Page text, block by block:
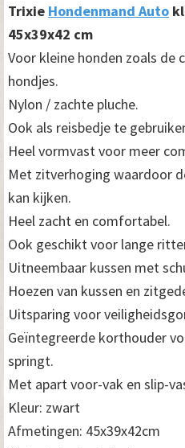
Trixie Hondenmand Auto
45x39x42 cm
Voor kleine honden zoals de
hondjes.
Nylon / zachte pluche.
Ook als reisbedje te
Heel vormvast voor meer
Met zitverhoging waardoor
kan kijken.
Heel zacht en comfortabel.
Ook geschikt voor lange
Uitneembaar kussen met
Hoezen van kussen en
Uitsparing voor
Geïntegreerde korthouder
springt.
Met apart voor-vak en slip-
Kleur: zwart
Afmetingen: 45x39x42cm